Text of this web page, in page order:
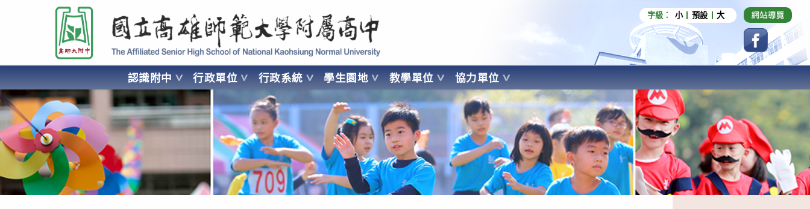
要
容
國立高雄師範大學附屬高級中學 Affiliated Senior High School of National Kaohsiung Normal University
字級： 小 預設 大
認識附中 行政單位 行政系統 學生園地 教學單位 協力單位
AFFILIATED SENIOR HIGH SCHOOL OF NATIONAL KAOHSIUNG NORMAL UNIVERSITY